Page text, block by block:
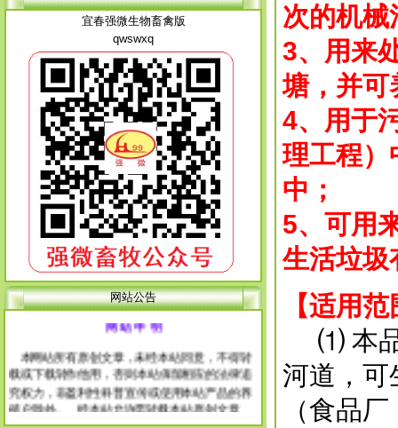
宜春强微生物畜禽版
qwswxq
网站公告
载或下载转作他用，否则本站保留相应的法律追
究权力，非盈利性科普宣传或使用本站产品的养
殖户除外。 经本站允许需转载本站原创文章
次的机械
3、用来
塘，并可
4、 用于
理工程）
中；
5、可用
生活垃圾
【适用
⑴ 本品
河道，可
（食品